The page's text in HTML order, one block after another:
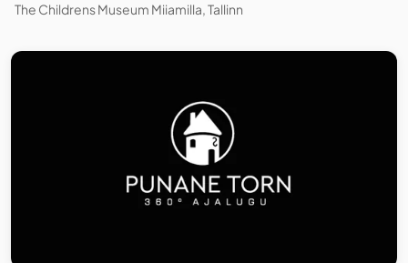
The Childrens Museum Miiamilla, Tallinn